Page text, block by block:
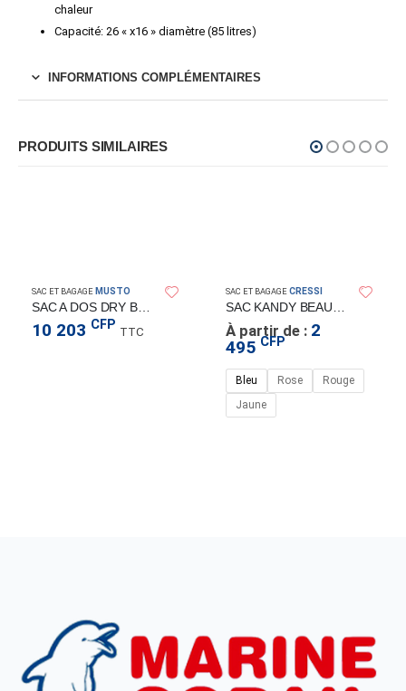
chaleur
Capacité: 26 « x16 » diamètre (85 litres)
INFORMATIONS COMPLÉMENTAIRES
PRODUITS SIMILAIRES
SAC ET BAGAGEMUSTO
SAC A DOS DRY BACKPACK 25L BLK
10 203 CFP TTC
SAC ET BAGAGECRESSI
À partir de : 2
495 CFP
Bleu Rose
Rouge
Jaune